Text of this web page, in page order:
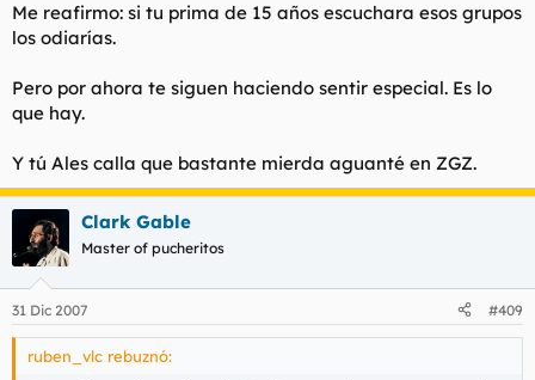
Me reafirmo: si tu prima de 15 años escuchara esos grupos
los odiarías.
Pero por ahora te siguen haciendo sentir especial. Es lo
que hay.
Y tú Ales calla que bastante mierda aguanté en ZGZ.
Clark Gable
Master of pucheritos
31 Dic 2007 #409
ruben_vlc rebuznó: